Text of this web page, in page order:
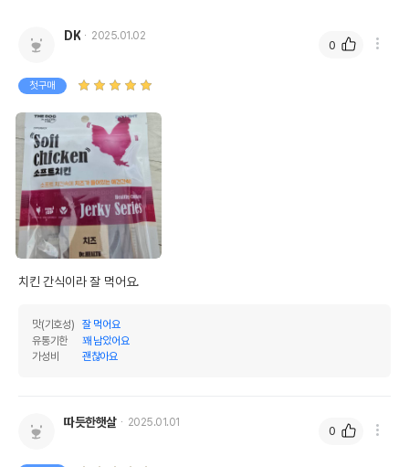
DK 2025.01.02
첫구매
치킨 간식이라 잘 먹어요.
맛(기호성)
잘 먹어요
유통기한
꽤 남았어요
가성비
괜찮아요
0
따듯한햇살 2025.01.01
0